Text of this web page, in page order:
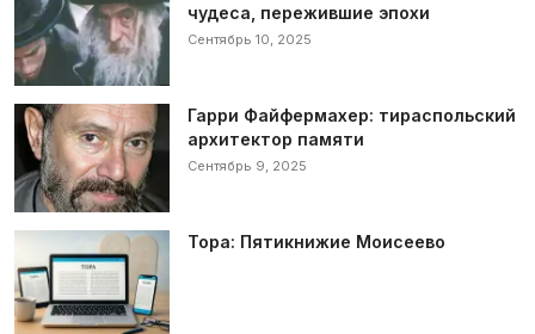
чудеса, пережившие эпохи
Сентябрь 10, 2025
Гарри Файфермахер: тираспольский
архитектор памяти
Сентябрь 9, 2025
Тора: Пятикнижие Моисеево